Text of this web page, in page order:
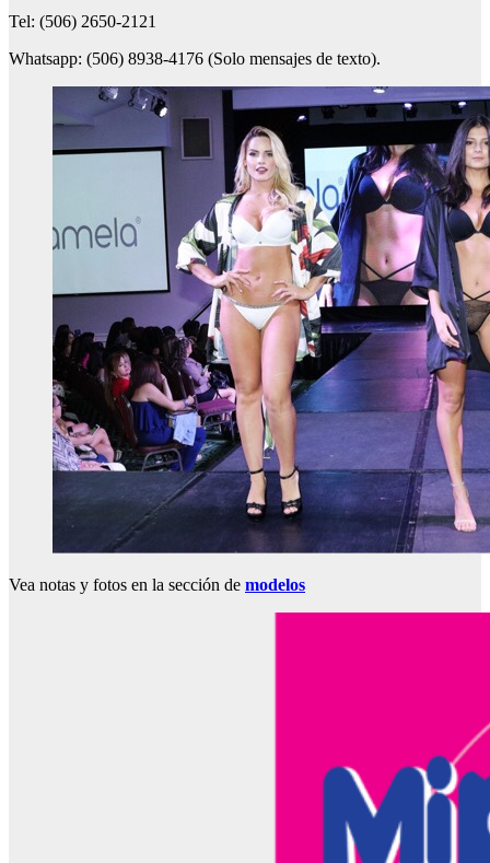
Tel: (506) 2650-2121
Whatsapp: (506) 8938-4176 (Solo mensajes de texto).
Vea notas y fotos en la sección de modelos